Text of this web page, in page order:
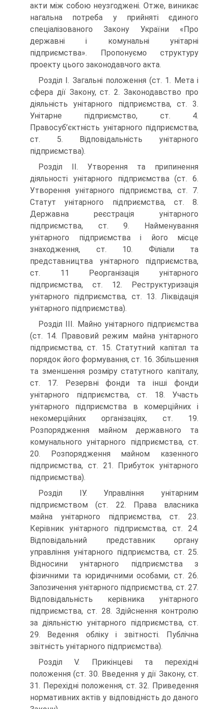
акти між собою неузгоджені. Отже, виникає
нагальна потреба у прийняті єдиного
спеціалізованого Закону України «Про
державні і комунальні унітарні
підприємства». Пропонуємо структуру
проекту цього законодавчого акта.
Розділ І. Загальні положення (ст. 1. Мета і
сфера дії Закону, ст. 2. Законодавство про
діяльність унітарного підприємства, ст. 3.
Унітарне підприємство, ст. 4.
Правосуб’єктність унітарного підприємства,
ст. 5. Відповідальність унітарного
підприємства).
Розділ ІІ. Утворення та припинення
діяльності унітарного підприємства (ст. 6.
Утворення унітарного підприємства, ст. 7.
Статут унітарного підприємства, ст. 8.
Державна реєстрація унітарного
підприємства, ст. 9. Найменування
унітарного підприємства і його місце
знаходження, ст. 10. Філіали та
представництва унітарного підприємства,
ст. 11 Реорганізація унітарного
підприємства, ст. 12. Реструктуризація
унітарного підприємства, ст. 13. Ліквідація
унітарного підприємства).
Розділ ІІІ. Майно унітарного підприємства
(ст. 14. Правовий режим майна унітарного
підприємства, ст. 15. Статутний капітал та
порядок його формування, ст. 16. Збільшення
та зменшення розміру статутного капіталу,
ст. 17. Резервні фонди та інші фонди
унітарного підприємства, ст. 18. Участь
унітарного підприємства в комерційних і
некомерційних організаціях, ст. 19.
Розпорядження майном державного та
комунального унітарного підприємства, ст.
20. Розпорядження майном казенного
підприємства, ст. 21. Прибуток унітарного
підприємства).
Розділ ІУ. Управління унітарним
підприємством (ст. 22. Права власника
майна унітарного підприємства, ст. 23.
Керівник унітарного підприємства, ст. 24.
Відповідальний представник органу
управління унітарного підприємства, ст. 25.
Відносини унітарного підприємства з
фізичними та юридичними особами, ст. 26.
Запозичення унітарного підприємства, ст. 27.
Відповідальність керівника унітарного
підприємства, ст. 28. Здійснення контролю
за діяльністю унітарного підприємства, ст.
29. Ведення обліку і звітності. Публічна
звітність унітарного підприємства).
Розділ V. Прикінцеві та перехідні
положення (ст. 30. Введення у дії Закону, ст.
31. Перехідні положення, ст. 32. Приведення
нормативних актів у відповідність до даного